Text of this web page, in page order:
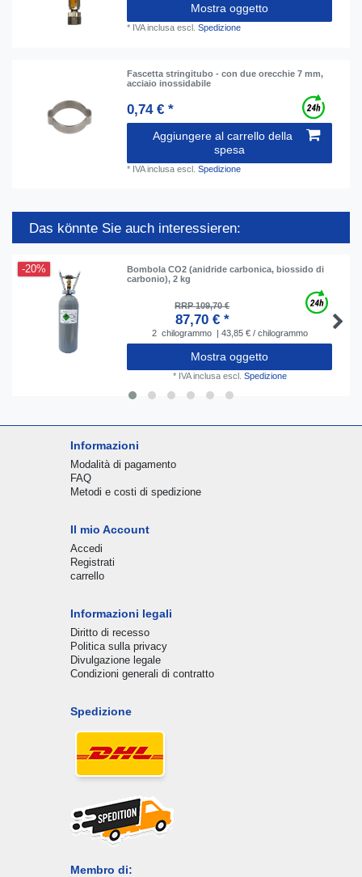
Mostra oggetto
* IVA inclusa escl.Spedizione
Fascetta stringitubo - con due orecchie 7 mm,
acciaio inossidabile
0,74 € *
Aggiungere al carrello della
spesa
* IVA inclusa escl.Spedizione
Das könnte Sie auch interessieren:
-20%
Bombola CO2 (anidride carbonica, biossido di
carbonio), 2 kg
RRP 109,70 €
87,70 € *
2 chilogrammo | 43,85 € / chilogrammo
Mostra oggetto
* IVA inclusaescl. Spedizione
Informazioni
Modalità di pagamento
FAQ
Metodi e costi di spedizione
Il mio Account
Accedi
Registrati
carrello
Informazioni legali
Diritto di recesso
Politica sulla privacy
Divulgazione legale
Condizioni generali di contratto
Spedizione
Membro di: